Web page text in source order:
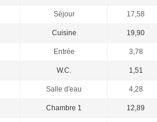
Séjour 17,58
Cuisine 19,90
Entrée 3,78
W.C. 1,51
Salle d'eau 4,28
Chambre 1 12,89